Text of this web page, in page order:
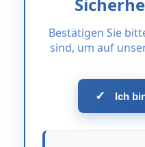
Bestätigen Sie
sind, um auf
✓ Ich